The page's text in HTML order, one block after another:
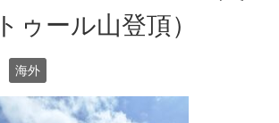
ゥール山登頂）
海外